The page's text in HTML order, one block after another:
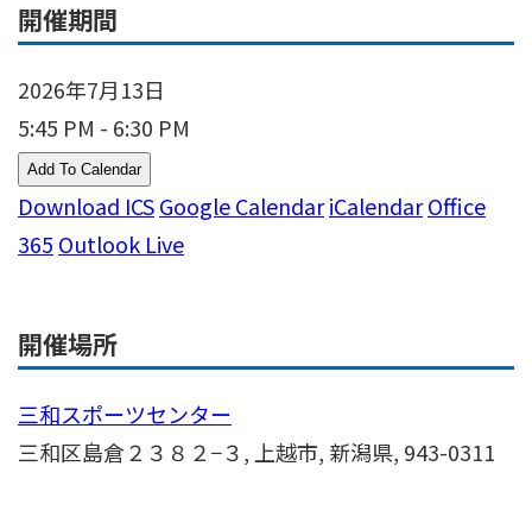
開催期間
2026年7月13日
5:45 PM - 6:30 PM
Add To Calendar
Download ICSGoogle CalendariCalendarOffice
365 Outlook Live
開催場所
三和スポーツセンター
三和区島倉２３８２−３, 上越市, 新潟県, 943-0311